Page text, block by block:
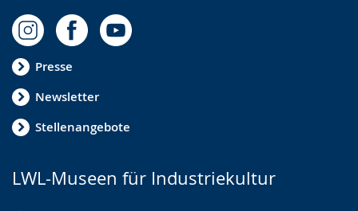
Presse
Newsletter
Stellenangebote
LWL-Museen für Industriekultur